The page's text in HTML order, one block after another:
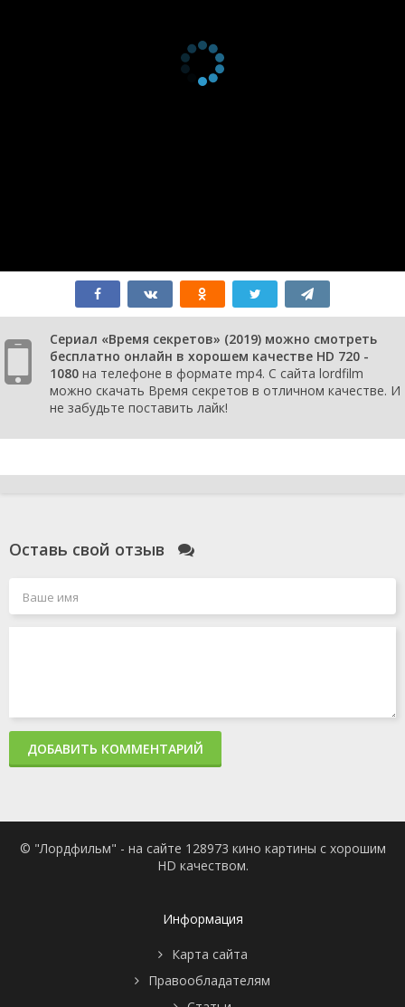
Сериал «Время секретов» (2019) можно смотреть
бесплатно онлайн в хорошем качестве HD 720 -
1080 на телефоне в формате mp4. С сайта lordfilm
можно скачать Время секретов в отличном качестве. И
не забудьте поставить лайк!
Оставь свой отзыв
ДОБАВИТЬ КОММЕНТАРИЙ
© "Лордфильм" - на сайте 128973 кино картины с хорошим
HD качеством.
Информация
Карта сайта
Правообладателям